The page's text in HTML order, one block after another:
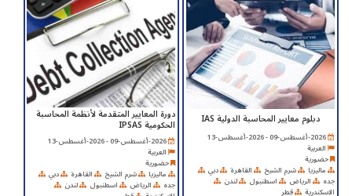
دبلوم معايير المحاسبة الدولية IAS
2026-أغسطس-09 - 2026-أغسطس-13
العربية
حضورية
ماليزيا شرم الشيخ القاهرة دبي
جده الرياض اسطنبول لندن
الاسكندرية قطر
دورة المعايير المتقدمة لأنظمة المحاسبة
الحكومية IPSAS
2026-أغسطس-09 - 2026-أغسطس-13
العربية
حضورية
ماليزيا شرم الشيخ القاهرة دبي
جده الرياض اسطنبول لندن